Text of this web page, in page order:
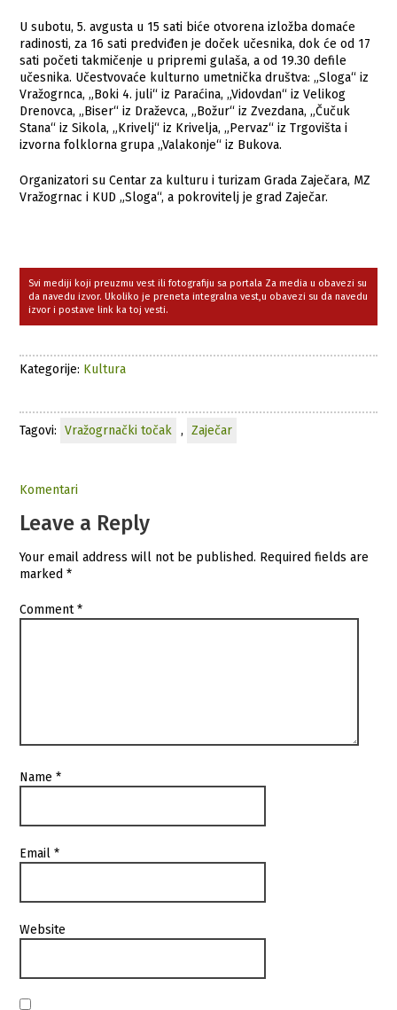
U subotu, 5. avgusta u 15 sati biće otvorena izložba domaće
radinosti, za 16 sati predviđen je doček učesnika, dok će od 17
sati početi takmičenje u pripremi gulaša, a od 19.30 defile
učesnika. Učestvovaće kulturno umetnička društva: „Sloga“ iz
Vražogrnca, „Boki 4. juli“ iz Paraćina, „Vidovdan“ iz Velikog
Drenovca, „Biser“ iz Draževca, „Božur“ iz Zvezdana, „Čučuk
Stana“ iz Sikola, „Krivelj“ iz Krivelja, „Pervaz“ iz Trgovišta i
izvorna folklorna grupa „Valakonje“ iz Bukova.
Organizatori su Centar za kulturu i turizam Grada Zaječara, MZ
Vražogrnac i KUD „Sloga“, a pokrovitelj je grad Zaječar.
Svi mediji koji preuzmu vest ili fotografiju sa portala Za media u obavezi su
da navedu izvor. Ukoliko je preneta integralna vest,u obavezi su da navedu
izvor i postave link ka toj vesti.
Kategorije: Kultura
Tagovi: Vražogrnački točak , Zaječar
Komentari
Leave a Reply
Your email address will not be published. Required fields are
marked*
Comment*
Name*
Email*
Website